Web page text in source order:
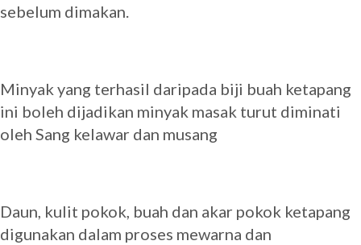
sebelum dimakan.
Minyak yang terhasil daripada biji buah ketapang
ini boleh dijadikan minyak masak turut diminati
oleh Sang kelawar dan musang
Daun, kulit pokok, buah dan akar pokok ketapang
digunakan dalam proses mewarna dan